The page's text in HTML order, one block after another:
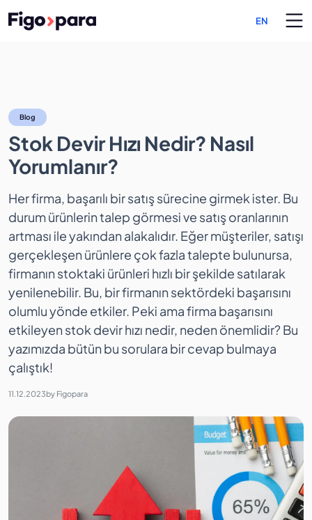
EN
Blog
Stok Devir Hızı Nedir? Nasıl
Yorumlanır?
Her firma, başarılı bir satış sürecine girmek ister. Bu
durum ürünlerin talep görmesi ve satış oranlarının
artması ile yakından alakalıdır. Eğer müşteriler, satışı
gerçekleşen ürünlere çok fazla talepte bulunursa,
firmanın stoktaki ürünleri hızlı bir şekilde satılarak
yenilenebilir. Bu, bir firmanın sektördeki başarısını
olumlu yönde etkiler. Peki ama firma başarısını
etkileyen stok devir hızı nedir, neden önemlidir? Bu
yazımızda bütün bu sorulara bir cevap bulmaya
çalıştık!
11.12.2023by Figopara